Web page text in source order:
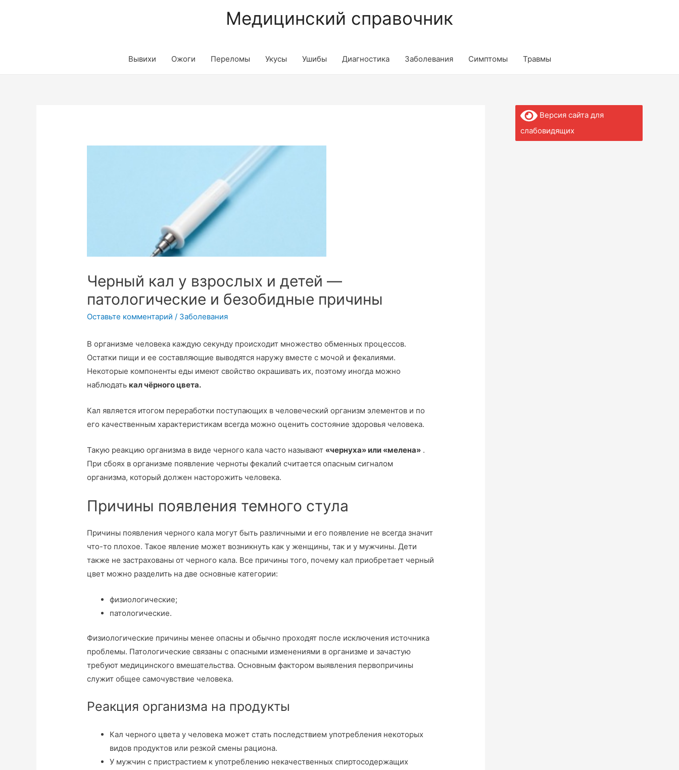
Медицинский справочник
Вывихи Ожоги Переломы Укусы Ушибы Диагностика Заболевания Симптомы Травмы
Черный кал у взрослых и детей —
патологические и безобидные причины
Оставьте комментарий / Заболевания
В организме человека каждую секунду происходит множество обменных процессов.
Остатки пищи и ее составляющие выводятся наружу вместе с мочой и фекалиями.
Некоторые компоненты еды имеют свойство окрашивать их, поэтому иногда можно
наблюдать кал чёрного цвета.
Кал является итогом переработки поступающих в человеческий организм элементов и по
его качественным характеристикам всегда можно оценить состояние здоровья человека.
Такую реакцию организма в виде черного кала часто называют «чернуха» или «мелена» .
При сбоях в организме появление черноты фекалий считается опасным сигналом
организма, который должен насторожить человека.
Причины появления темного стула
Причины появления черного кала могут быть различными и его появление не всегда значит
что-то плохое. Такое явление может возникнуть как у женщины, так и у мужчины. Дети
также не застрахованы от черного кала. Все причины того, почему кал приобретает черный
цвет можно разделить на две основные категории:
физиологические;
патологические.
Физиологические причины менее опасны и обычно проходят после исключения источника
проблемы. Патологические связаны с опасными изменениями в организме и зачастую
требуют медицинского вмешательства. Основным фактором выявления первопричины
служит общее самочувствие человека.
Реакция организма на продукты
Кал черного цвета у человека может стать последствием употребления некоторых
видов продуктов или резкой смены рациона.
У мужчин с пристрастием к употреблению некачественных спиртосодержащих
Версия сайта для
слабовидящих